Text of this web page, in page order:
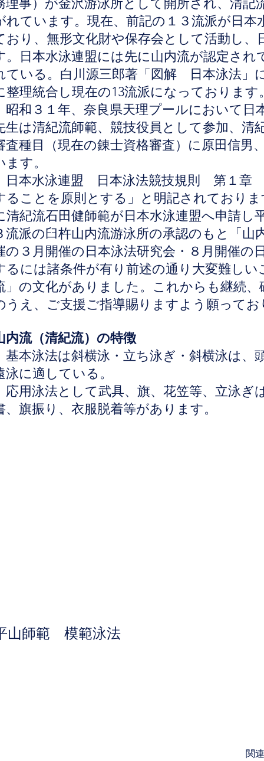
理事）が金沢游泳所として開所され、清
れています。現在、前記の１３流派が日
おり、無形文化財や保存会として活動し
。日本水泳連盟には先に山内流が認定さ
ている。白川源三郎著「図解 日本泳法」
整理統合し現在の13流派になっておりま
和３１年、奈良県天理プールにおいて日
生は清紀流師範、競技役員として参加、
査種目（現在の錬士資格審査）に原田信
ます。
本水泳連盟 日本泳法競技規則 第１章
ることを原則とする」と明記されており
清紀流石田健師範が日本水泳連盟へ申請
流派の臼杵山内流游泳所の承認のもと「
の３月開催の日本泳法研究会・８月開催
るには諸条件が有り前述の通り大変難し
」の文化がありました。これからも継続
うえ、ご支援ご指導賜りますよう願って
内流（清紀流）の特徴
本泳法は斜横泳・立ち泳ぎ・斜横泳は、
泳に適している。
用泳法として武具、旗、花笠等、立泳ぎ
、旗振り、衣服脱着等があります。
山師範 模範泳法
関